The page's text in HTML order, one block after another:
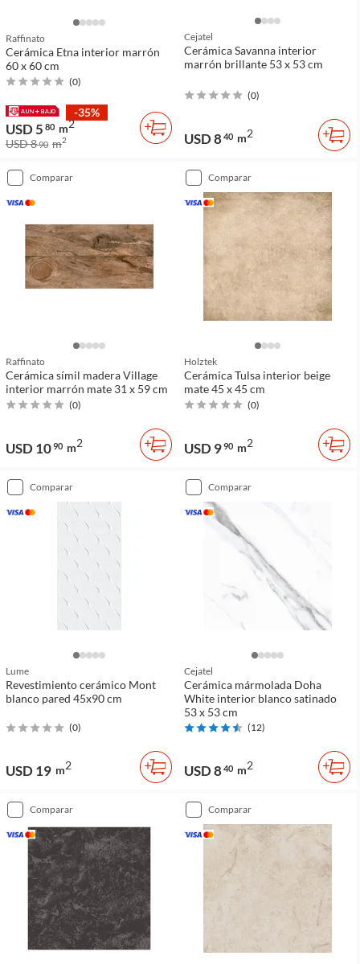
Raffinato
Cerámica Etna interior marrón
60 x 60 cm
(0)
-35%
USD 5 80 m2
USD 890 m2
Cejatel
Cerámica Savanna interior
marrón brillante 53 x 53 cm
(0)
USD 840 m2
comparar
Raffinato
Cerámica símil madera Village
interior marrón mate 31 x 59 cm
(0)
USD 1090 m2
comparar
Holztek
Cerámica Tulsa interior beige
mate 45 x 45 cm
(0)
USD 990 m2
comparar
Lume
Revestimiento cerámico Mont
blanco pared 45x90 cm
(0)
USD 19 m2
comparar
Cejatel
Cerámica mármolada Doha
White interior blanco satinado
53 x 53 cm
(12)
USD 840 m2
comparar comparar